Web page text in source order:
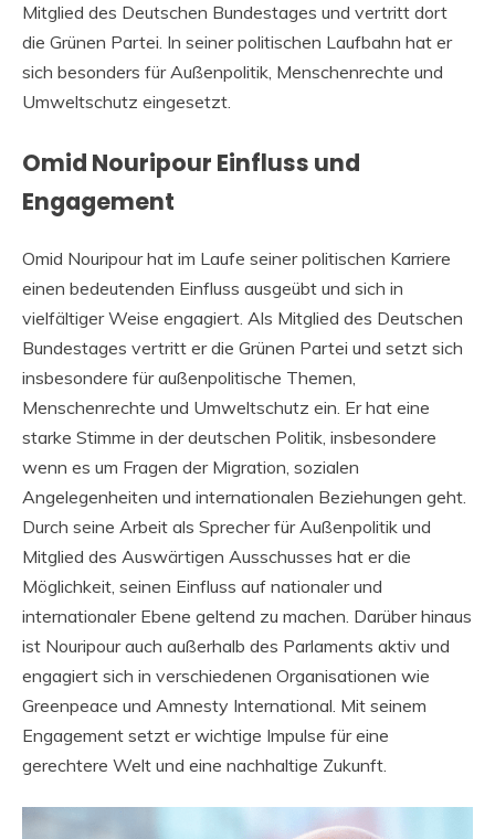
Mitglied des Deutschen Bundestages und vertritt dort
die Grünen Partei. In seiner politischen Laufbahn hat er
sich besonders für Außenpolitik, Menschenrechte und
Umweltschutz eingesetzt.
Omid Nouripour Einfluss und
Engagement
Omid Nouripour hat im Laufe seiner politischen Karriere
einen bedeutenden Einfluss ausgeübt und sich in
vielfältiger Weise engagiert. Als Mitglied des Deutschen
Bundestages vertritt er die Grünen Partei und setzt sich
insbesondere für außenpolitische Themen,
Menschenrechte und Umweltschutz ein. Er hat eine
starke Stimme in der deutschen Politik, insbesondere
wenn es um Fragen der Migration, sozialen
Angelegenheiten und internationalen Beziehungen geht.
Durch seine Arbeit als Sprecher für Außenpolitik und
Mitglied des Auswärtigen Ausschusses hat er die
Möglichkeit, seinen Einfluss auf nationaler und
internationaler Ebene geltend zu machen. Darüber hinaus
ist Nouripour auch außerhalb des Parlaments aktiv und
engagiert sich in verschiedenen Organisationen wie
Greenpeace und Amnesty International. Mit seinem
Engagement setzt er wichtige Impulse für eine
gerechtere Welt und eine nachhaltige Zukunft.